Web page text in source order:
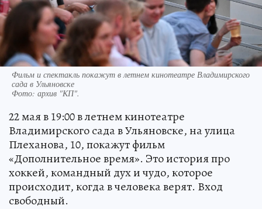
Фильм и спектакль покажут в летнем кинотеатре Владимирского
сада в Ульяновске
Фото: архив "КП".
22 мая в 19:00 в летнем кинотеатре
Владимирского сада в Ульяновске, на улица
Плеханова, 10, покажут фильм
«Дополнительное время». Это история про
хоккей, командный дух и чудо, которое
происходит, когда в человека верят. Вход
свободный.